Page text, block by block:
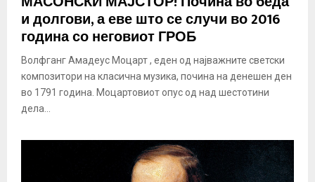
и долгови, а еве што се случи во 2016
година со неговиот ГРОБ
Волфганг Амадеус Моцарт , еден од најважните светски
композитори на класична музика, почина на денешен ден
во 1791 година. Моцартовиот опус од над шестотини
дела...